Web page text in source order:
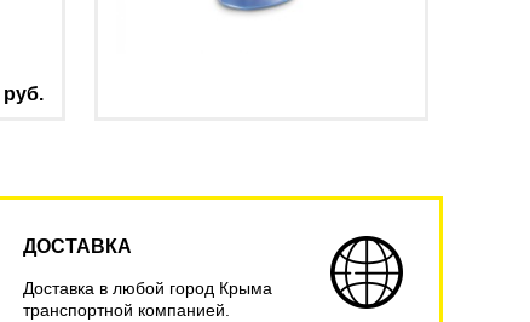
руб.
ДОСТАВКА
Доставка в любой город Крыма
транспортной компанией.